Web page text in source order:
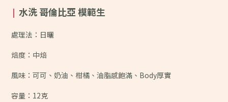
| 水洗 哥倫比亞 模範生
處理法：日曬
焙度：中焙
風味： 可可、奶油、柑橘、油脂感飽滿、Body厚實
容量：12克